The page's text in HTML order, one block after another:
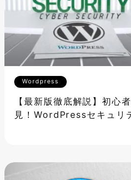
Wordpress
【最新版徹底解説】初心
見！WordPressセキュリ